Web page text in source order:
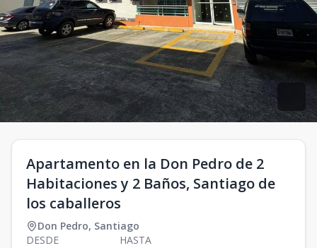
Apartamento en la Don Pedro de 2
Habitaciones y 2 Baños, Santiago de
los caballeros
Don Pedro, Santiago
DESDE
HASTA